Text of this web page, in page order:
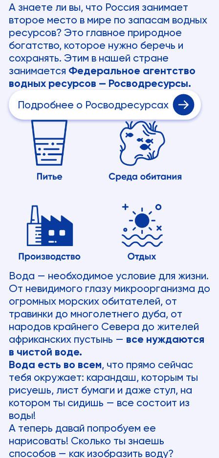
А знаете ли вы, что Россия занимает
второе место в мире по запасам водных
ресурсов? Это главное природное
богатство, которое нужно беречь и
сохранять. Этим в нашей стране
занимается Федеральное агентство
водных ресурсов — Росводресурсы.
Подробнее о Росводресурсах
Вода — необходимое условие для жизни.
От невидимого глазу микроорганизма до
огромных морских обитателей, от
травинки до многолетнего дуба, от
народов крайнего Севера до жителей
африканских пустынь — все нуждаются
в чистой воде.
Вода есть во всем, что прямо сейчас
тебя окружает: карандаш, которым ты
рисуешь, лист бумаги и даже стул, на
котором ты сидишь — все состоит из
воды!
А теперь давай попробуем ее
нарисовать! Сколько ты знаешь
способов — как изобразить воду?